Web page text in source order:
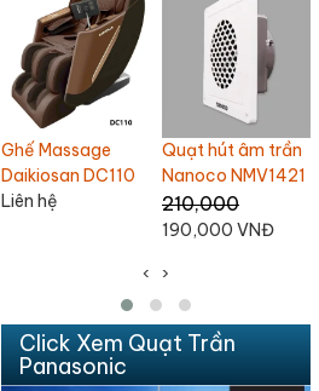
Quạt trần
Chinghai SF2001
1,100,000
Quạt trần 3 cánh
Nanoco
NCF6031-K
1,380,000 VNĐ
‹ ›
Click Xem Quạt Trần
Panasonic